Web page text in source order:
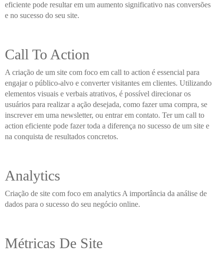
eficiente pode resultar em um aumento significativo nas conversões
e no sucesso do seu site.
Call To Action
A criação de um site com foco em call to action é essencial para
engajar o público-alvo e converter visitantes em clientes. Utilizando
elementos visuais e verbais atrativos, é possível direcionar os
usuários para realizar a ação desejada, como fazer uma compra, se
inscrever em uma newsletter, ou entrar em contato. Ter um call to
action eficiente pode fazer toda a diferença no sucesso de um site e
na conquista de resultados concretos.
Analytics
Criação de site com foco em analytics A importância da análise de
dados para o sucesso do seu negócio online.
Métricas De Site